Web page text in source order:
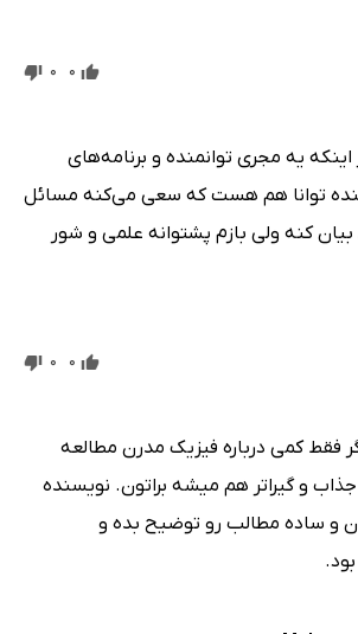
0
0
اینکه یه مجری توانمنده و برنامه‌های
توانا هم هست که سعی می‌کنه مسائل
کنه ولی بازم پشتوانه علمی و شور
0
0
فقط کمی درباره فیزیک مدرن مطالعه
و گیراتر هم میشه براتون. نویسنده
و ساده مطالب رو توضیح بده و